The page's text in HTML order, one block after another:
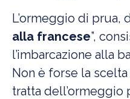
L’ormeggio di prua,
alla francese”,
l’imbarcazione alla
Non è forse la
tratta